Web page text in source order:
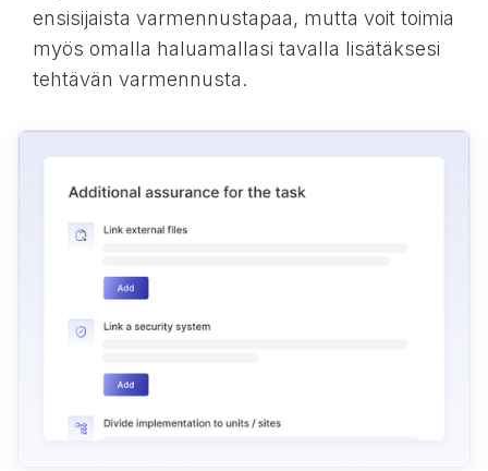
ensisijaista varmennustapaa, mutta voit toimia
myös omalla haluamallasi tavalla lisätäksesi
tehtävän varmennusta.